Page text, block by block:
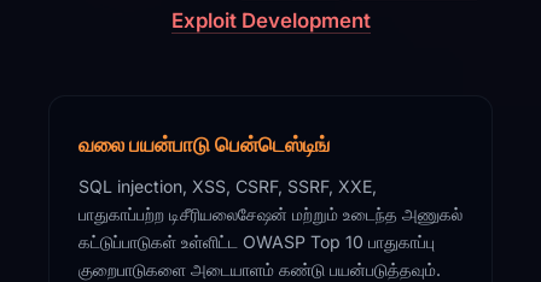
Exploit Development
வலை பயன்பாடு பென்டெஸ்டிங்
SQL injection, XSS, CSRF, SSRF, XXE,
பாதுகாப்பற்ற டிசீரியலைசேஷன் மற்றும் உடைந்த அணுகல்
கட்டுப்பாடுகள் உள்ளிட்ட OWASP Top 10 பாதுகாப்பு
குறைபாடுகளை அடையாளம் கண்டு பயன்படுத்தவும்.